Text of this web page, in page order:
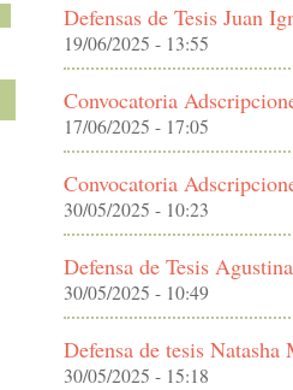
Defensas de Tesis Juan
19/06/2025 - 13:55
Convocatoria
17/06/2025 - 17:05
Convocatoria
30/05/2025 - 10:23
Defensa de Tesis
30/05/2025 - 10:49
Defensa de tesis Natasha
30/05/2025 - 15:18